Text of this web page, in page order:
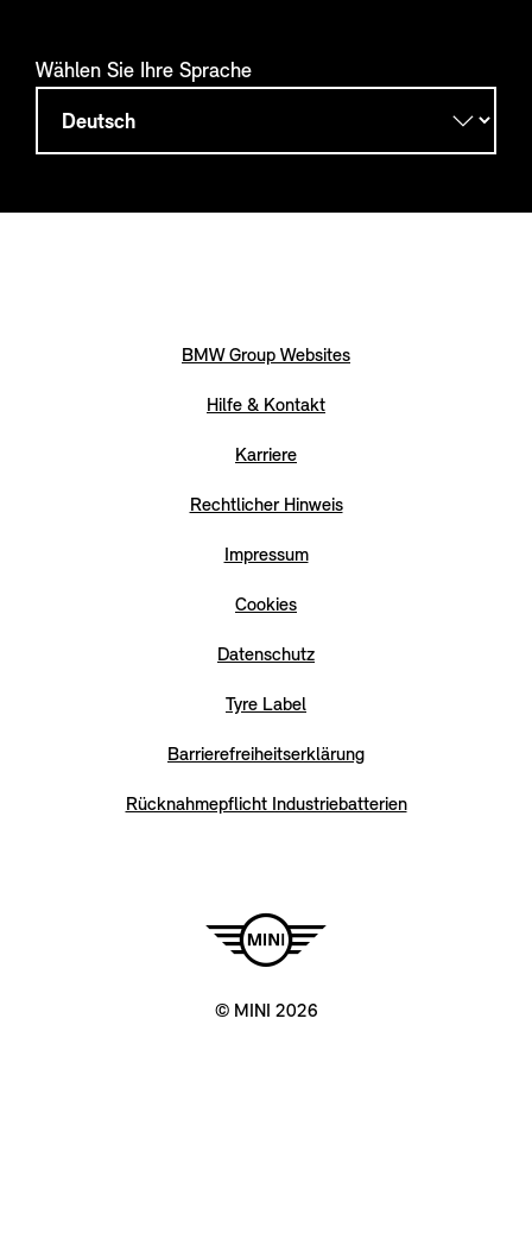
Wählen Sie Ihre Sprache
BMW Group Websites
Hilfe & Kontakt
Karriere
Rechtlicher Hinweis
Impressum
Cookies
Datenschutz
Tyre Label
Barrierefreiheitserklärung
Rücknahmepflicht Industriebatterien
© MINI 2026